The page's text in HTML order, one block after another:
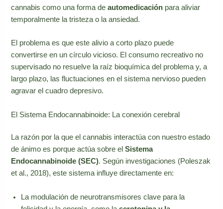
cannabis como una forma deautomedicación para aliviar
temporalmente la tristeza o la ansiedad.
El problema es que este alivio a corto plazo puede
convertirse en un círculo vicioso. El consumo recreativo no
supervisado no resuelve la raíz bioquímica del problema y, a
largo plazo, las fluctuaciones en el sistema nervioso pueden
agravar el cuadro depresivo.
El Sistema Endocannabinoide: La conexión cerebral
La razón por la que el cannabis interactúa con nuestro estado
de ánimo es porque actúa sobre elSistema
Endocannabinoide (SEC). Según investigaciones (Poleszak
et al., 2018), este sistema influye directamente en:
La modulación de neurotransmisores clave para la